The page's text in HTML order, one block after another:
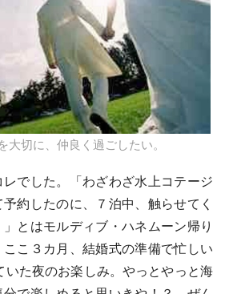
大切に、仲良く過ごしたい。
でした。「わざわざ水上コテージ
約したのに、７泊中、触らせてく
とはモルディブ・ハネムーン帰り
こ３カ月、結婚式の準備で忙しい
た夜のお楽しみ。やっとやっと海